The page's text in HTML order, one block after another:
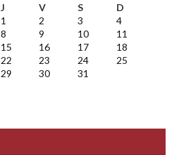
J V S
D
1
2 3
4
8 9 10
11
15 16 17
18
22 23 24
25
29 30 31